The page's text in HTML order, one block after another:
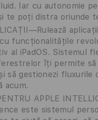
Iar cu autonomie
te poți distra oriunde
funcționalitățile
al iPadOS. Sistemul
îți permite
să gestionezi fluxurile
acum.
APPLE
este sistemul